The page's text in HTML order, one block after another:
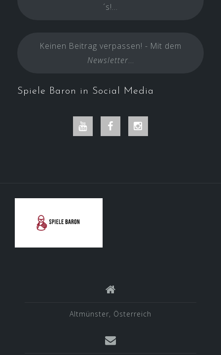
´s!...
Keinen Beitrag verpassen! - Mit dem
Newsletter...
Spiele Baron in Social Media
Youtube Facebook
Altmünster, Österreich